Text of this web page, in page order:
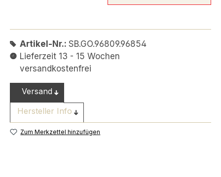
Artikel-Nr.: SB.GO.96809.96854
Lieferzeit 13 - 15 Wochen
versandkostenfrei
Versand
Hersteller Info
Zum Merkzettel hinzufügen